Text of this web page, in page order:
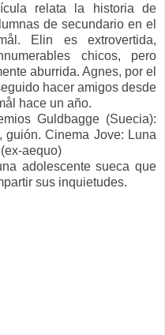
relata la historia de
de secundario en el
Elin es extrovertida,
chicos, pero
aburrida. Agnes, por el
hacer amigos desde
hace un año.
Guldbagge (Suecia):
guión.Cinema Jove: Luna
aequo)
adolescente sueca que
sus inquietudes.